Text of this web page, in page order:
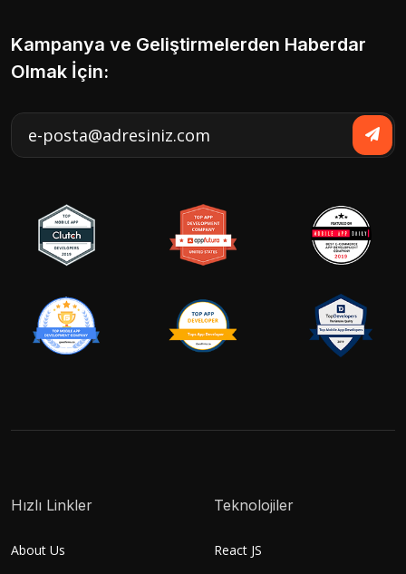
Kampanya ve Geliştirmelerden Haberdar
Olmak İçin:
Hızlı Linkler
About Us
Teknolojiler
React JS